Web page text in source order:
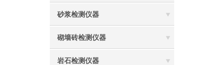
砂浆检测仪器
砌墙砖检测仪器
岩石检测仪器